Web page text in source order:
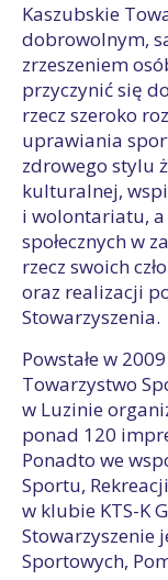
Kaszubskie
dobrowolnym,
zrzeszeniem
przyczynić się
rzecz szeroko
uprawiania
zdrowego stylu
kulturalnej,
i wolontariatu, a
społecznych w
rzecz swoich
oraz realizacji
Stowarzyszenia.
Powstałe w
Towarzystwo
w Luzinie
ponad 120
Ponadto we
Sportu,
w klubie KTS-K
Stowarzyszenie
Sportowych,